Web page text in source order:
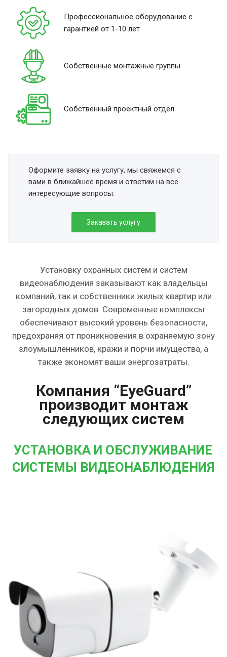
Профессиональное оборудование с
гарантией от 1-10 лет
Собственные монтажные группы
Собственный проектный отдел
Оформите заявку на услугу, мы свяжемся с
вами в ближайшее время и ответим на все
интересующие вопросы.
Заказать услугу
Установку охранных систем и систем
видеонаблюдения заказывают как владельцы
компаний, так и собственники жилых квартир или
загородных домов. Современные комплексы
обеспечивают высокий уровень безопасности,
предохраняя от проникновения в охраняемую зону
злоумышленников, кражи и порчи имущества, а
также экономят ваши энергозатраты.
Компания “EyeGuard”
производит монтаж
следующих систем
УСТАНОВКА И ОБСЛУЖИВАНИЕ
СИСТЕМЫ ВИДЕОНАБЛЮДЕНИЯ